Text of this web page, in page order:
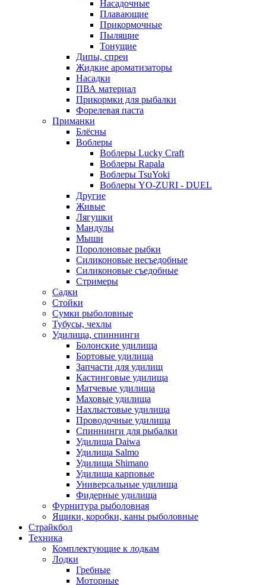
Насадочные
Плавающие
Прикормочные
Пылящие
Тонущие
Дипы, спреи
Жидкие ароматизаторы
Насадки
ПВА материал
Прикормки для рыбалки
Форелевая паста
Приманки
Блёсны
Воблеры
Воблеры Lucky Craft
Воблеры Rapala
Воблеры TsuYoki
Воблеры YO-ZURI - DUEL
Другие
Живые
Лягушки
Мандулы
Мыши
Поролоновые рыбки
Силиконовые несъедобные
Силиконовые съедобные
Стримеры
Садки
Стойки
Сумки рыболовные
Тубусы, чехлы
Удилища, спиннинги
Болонские удилища
Бортовые удилища
Запчасти для удилищ
Кастинговые удилища
Матчевые удилища
Маховые удилища
Нахлыстовые удилища
Проводочные удилища
Спиннинги для рыбалки
Удилища Daiwa
Удилища Salmo
Удилища Shimano
Удилища карповые
Универсальные удилища
Фидерные удилища
Фурнитура рыболовная
Ящики, коробки, каны рыболовные
Страйкбол
Техника
Комплектующие к лодкам
Лодки
Гребные
Моторные